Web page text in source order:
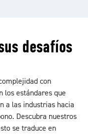
desafíos
con
los estándares que
a las industrias hacia
Descubra nuestros
se traduce en